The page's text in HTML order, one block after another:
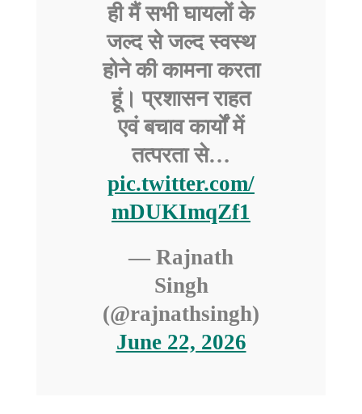
ही मैं सभी घायलों के
जल्द से जल्द स्वस्थ
होने की कामना करता
हूं। प्रशासन राहत
एवं बचाव कार्यों में
तत्परता से…
pic.twitter.com/
mDUKImqZf1
— Rajnath
Singh
(@rajnathsingh)
June 22, 2026